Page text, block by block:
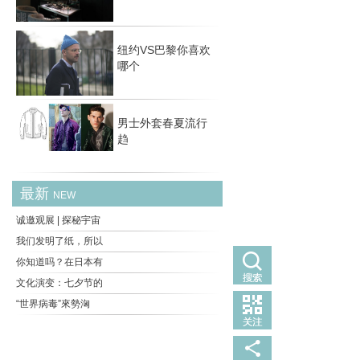
国） 毫
纽约VS巴黎你喜欢
哪个
男士外套春夏流行
趋
最新 NEW
诚邀观展 | 探秘宇宙
我们发明了纸，所以
你知道吗？在日本有
文化演变：七夕节的
“世界病毒”來勢洶